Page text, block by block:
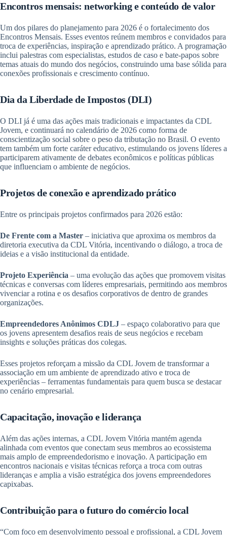
Encontros mensais: networking e conteúdo de valor
Um dos pilares do planejamento para 2026 é o fortalecimento dos
Encontros Mensais. Esses eventos reúnem membros e convidados para
troca de experiências, inspiração e aprendizado prático. A programação
inclui palestras com especialistas, estudos de caso e bate-papos sobre
temas atuais do mundo dos negócios, construindo uma base sólida para
conexões profissionais e crescimento contínuo.
Dia da Liberdade de Impostos (DLI)
O DLI já é uma das ações mais tradicionais e impactantes da CDL
Jovem, e continuará no calendário de 2026 como forma de
conscientização social sobre o peso da tributação no Brasil. O evento
tem também um forte caráter educativo, estimulando os jovens líderes a
participarem ativamente de debates econômicos e políticas públicas
que influenciam o ambiente de negócios.
Projetos de conexão e aprendizado prático
Entre os principais projetos confirmados para 2026 estão:
De Frente com a Master – iniciativa que aproxima os membros da
diretoria executiva da CDL Vitória, incentivando o diálogo, a troca de
ideias e a visão institucional da entidade.
Projeto Experiência – uma evolução das ações que promovem visitas
técnicas e conversas com líderes empresariais, permitindo aos membros
vivenciar a rotina e os desafios corporativos de dentro de grandes
organizações.
Empreendedores Anônimos CDLJ – espaço colaborativo para que
os jovens apresentem desafios reais de seus negócios e recebam
insights e soluções práticas dos colegas.
Esses projetos reforçam a missão da CDL Jovem de transformar a
associação em um ambiente de aprendizado ativo e troca de
experiências – ferramentas fundamentais para quem busca se destacar
no cenário empresarial.
Capacitação, inovação e liderança
Além das ações internas, a CDL Jovem Vitória mantém agenda
alinhada com eventos que conectam seus membros ao ecossistema
mais amplo de empreendedorismo e inovação. A participação em
encontros nacionais e visitas técnicas reforça a troca com outras
lideranças e amplia a visão estratégica dos jovens empreendedores
capixabas.
Contribuição para o futuro do comércio local
“Com foco em desenvolvimento pessoal e profissional, a CDL Jovem